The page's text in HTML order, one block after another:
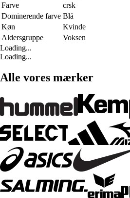
Farve
crsk
Dominerende farve Blå
Køn
Kvinde
Aldersgruppe
Voksen
Loading...
Loading...
Alle vores mærker